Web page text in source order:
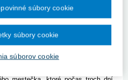
finančným krytím.
si prenajať stany od sestier
všetkých profesií, aby si
postavenie v tíme pracovníkov,"
súborov cookie
súbory cookie
súbory cookie